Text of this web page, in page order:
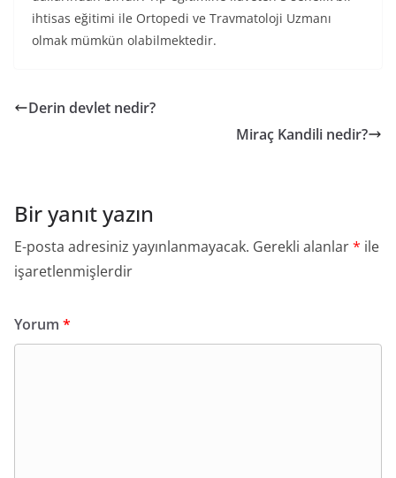
ihtisas eğitimi ile Ortopedi ve Travmatoloji Uzmanı
olmak mümkün olabilmektedir.
Derin devlet nedir?
Miraç Kandili nedir?
Bir yanıt yazın
E-posta adresiniz yayınlanmayacak. Gerekli alanlar* ile
işaretlenmişlerdir
Yorum *